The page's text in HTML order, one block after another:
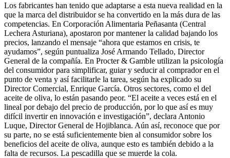
Los fabricantes han tenido que adaptarse a esta nueva realidad en la
que la marca del distribuidor se ha convertido en la más dura de las
competencias. En Corporación Alimentaria Peñasanta (Central
Lechera Asturiana), apostaron por mantener la calidad bajando los
precios, lanzando el mensaje “ahora que estamos en crisis, te
ayudamos”, según puntualiza José Armando Tellado, Director
General de la compañía. En Procter & Gamble utilizan la psicología
del consumidor para simplificar, guiar y seducir al comprador en el
punto de venta y así facilitarle la tarea, según ha explicado su
Director Comercial, Enrique García. Otros sectores, como el del
aceite de oliva, lo están pasando peor. “El aceite a veces está en el
lineal por debajo del precio de producción, por lo que así es muy
difícil invertir en innovación e investigación”, declara Antonio
Luque, Director General de Hojiblanca. Aún así, reconoce que por
su parte, no se está suficientemente bien al consumidor sobre los
beneficios del aceite de oliva, aunque esto es también debido a la
falta de recursos. La pescadilla que se muerde la cola.